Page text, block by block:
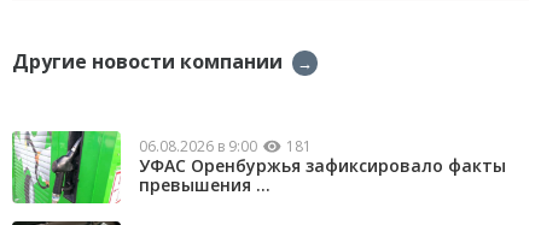
Другие новости компании →
06.08.2026 в 9:00 181
УФАС Оренбуржья зафиксировало факты
превышения ...